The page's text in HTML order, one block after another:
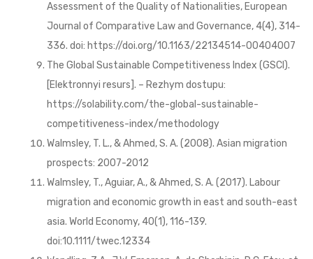
Assessment of the Quality of Nationalities, European
Journal of Comparative Law and Governance, 4(4), 314-
336. doi: https://doi.org/10.1163/22134514-00404007
The Global Sustainable Competitiveness Index (GSCI).
[Elektronnyi resurs]. – Rezhym dostupu:
https://solability.com/the-global-sustainable-
competitiveness-index/methodology
Walmsley, T. L., & Ahmed, S. A. (2008). Asian migration
prospects: 2007-2012
Walmsley, T., Aguiar, A., & Ahmed, S. A. (2017). Labour
migration and economic growth in east and south-east
asia. World Economy, 40(1), 116-139.
doi:10.1111/twec.12334